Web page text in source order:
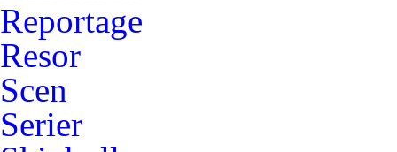
Reportage
Resor
Scen
Serier